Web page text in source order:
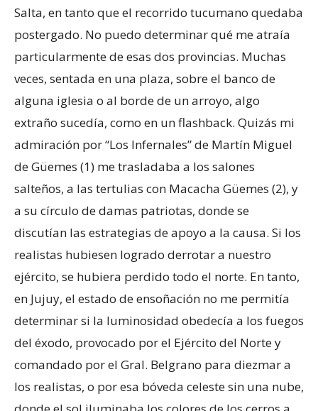
Salta, en tanto que el recorrido tucumano quedaba
postergado. No puedo determinar qué me atraía
particularmente de esas dos provincias. Muchas
veces, sentada en una plaza, sobre el banco de
alguna iglesia o al borde de un arroyo, algo
extraño sucedía, como en un flashback. Quizás mi
admiración por “Los Infernales” de Martín Miguel
de Güemes (1) me trasladaba a los salones
salteños, a las tertulias con Macacha Güemes (2), y
a su círculo de damas patriotas, donde se
discutían las estrategias de apoyo a la causa. Si los
realistas hubiesen logrado derrotar a nuestro
ejército, se hubiera perdido todo el norte. En tanto,
en Jujuy, el estado de ensoñación no me permitía
determinar si la luminosidad obedecía a los fuegos
del éxodo, provocado por el Ejército del Norte y
comandado por el Gral. Belgrano para diezmar a
los realistas, o por esa bóveda celeste sin una nube,